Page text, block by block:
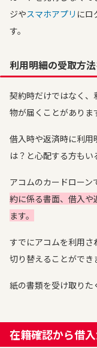
ジやスマホアプリ にロ
す。
利用明細の受取方
契約時だけではなく
物が届くことがありま
借入時や返済時に利用
は？と心配する方もい
アコムのカードローン
約に係る書面、借入
ます。
すでにアコムを利用
切り替えることができ
紙の書類を受け取りた
在籍確認から借